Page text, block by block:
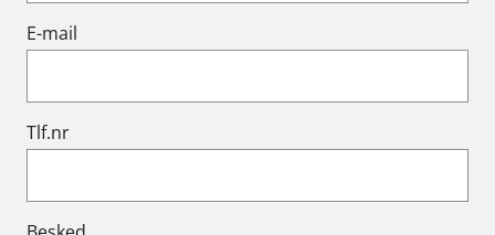
E-mail
Tlf.nr